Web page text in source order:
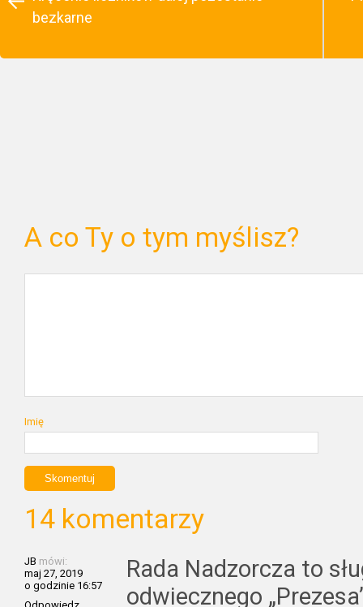
bezkarne
A co Ty o tym myślisz?
Imię
14 komentarzy
JB mówi:
maj 27, 2019
o godzinie 16:57
Rada Nadzorcza to
odwiecznego